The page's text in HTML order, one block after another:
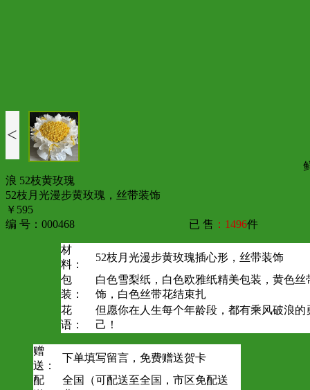
<
浪 52枝黄玫瑰
52枝月光漫步黄玫瑰，丝带装饰
￥595
编 号：000468
已 售 ：1496件
材
料：
52枝月光漫步黄玫瑰插心形，丝带装饰
包
装：
白色雪梨纸，白色欧雅纸精美包装，黄色丝
饰，白色丝带花结束扎
花
语：
但愿你在人生每个年龄段，都有乘风破浪的
己！
赠
送：
下单填写留言，免费赠送贺卡
配
全国（可配送至全国，市区免配送